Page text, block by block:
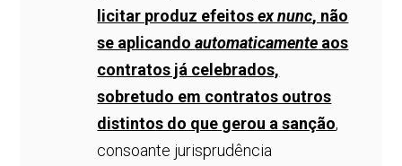
licitar produz efeitosex nunc, não
se aplicandoautomaticamente aos
contratos já celebrados,
sobretudo em contratos outros
distintos do que gerou a sanção,
consoante jurisprudência